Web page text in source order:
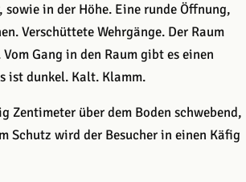
in der Höhe. Eine runde Öffnung,
Verschüttete Wehrgänge. Der Raum
Gang in den Raum gibt es einen
ist dunkel. Kalt. Klamm.
Zentimeter über dem Boden schwebend,
Schutz wird der Besucher in einen Käfig